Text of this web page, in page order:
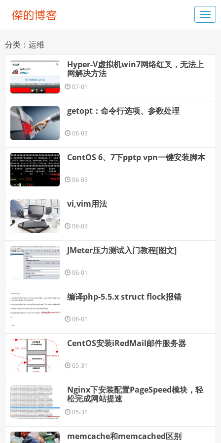
分类：运维
Hyper-V虚拟机win7网络红叉，无法上
网解决方法
07-01
getopt：命令行选项、参数处理
06-03
CentOS 6、7下pptp vpn一键安装脚本
06-03
vi,vim用法
06-03
JMeter压力测试入门教程[图文]
06-01
编译php-5.5.x struct flock报错
06-01
CentOS安装iRedMail邮件服务器
05-31
Nginx下安装配置PageSpeed模块，轻
松完成网站提速
05-31
memcache和memcached区别